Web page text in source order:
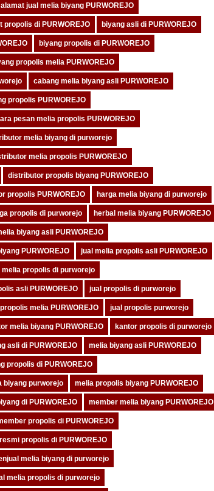
alamat jual melia biyang PURWOREJO
propolis di PURWOREJO biyang asli di PURWOREJO
biyang propolis di PURWOREJO
propolis melia PURWOREJO
cabang melia biyang asli PURWOREJO
propolis PURWOREJO
pesan melia propolis PURWOREJO
melia biyang di purworejo
melia propolis PURWOREJO
distributor propolis biyang PURWOREJO
propolis PURWOREJO harga melia biyang di purworejo
propolis di purworejo herbal melia biyang PURWOREJO
biyang asli PURWOREJO
PURWOREJO jual melia propolis asli PURWOREJO
melia propolis di purworejo
asli PURWOREJO jual propolis di purworejo
melia PURWOREJO jual propolis purworejo
melia biyang PURWOREJO kantor propolis di purworejo
asli di PURWOREJO melia biyang asli PURWOREJO
propolis di PURWOREJO
biyang purworejo melia propolis biyang PURWOREJO
di PURWOREJO member melia biyang PURWOREJO
propolis di PURWOREJO
propolis di PURWOREJO
melia biyang di purworejo
melia propolis di purworejo